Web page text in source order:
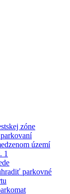
zóne
území
1
parkovné